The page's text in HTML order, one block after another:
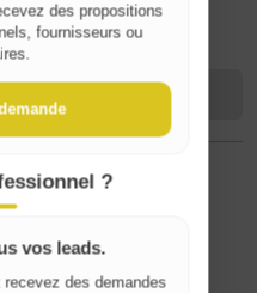
Kontakt
Inhalt melden
live?
des propositions
fournisseurs ou
?
vos leads.
des demandes